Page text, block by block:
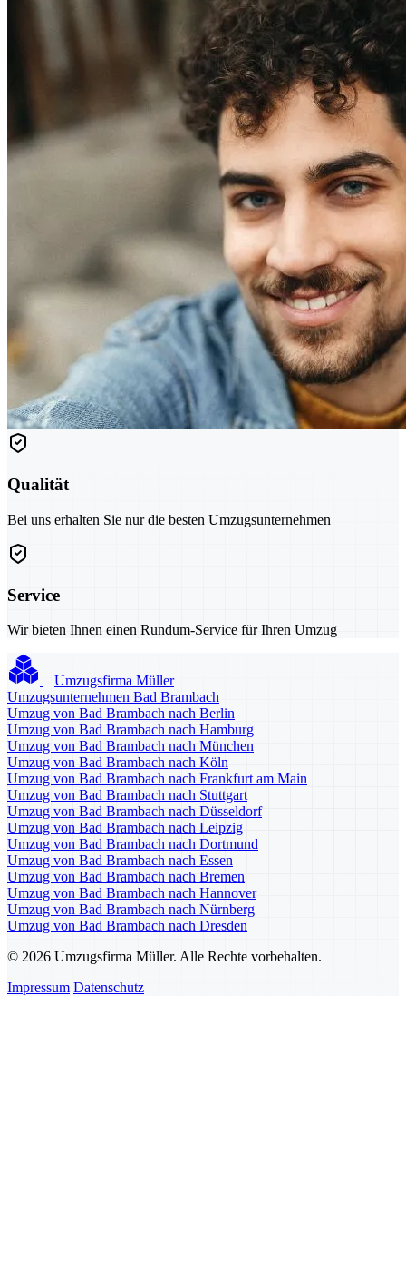
Qualität
Bei uns erhalten Sie nur die besten Umzugsunternehmen
Service
Wir bieten Ihnen einen Rundum-Service für Ihren Umzug
Umzugsfirma Müller
Umzugsunternehmen Bad Brambach
Umzug von Bad Brambach nach Berlin
Umzug von Bad Brambach nach Hamburg
Umzug von Bad Brambach nach München
Umzug von Bad Brambach nach Köln
Umzug von Bad Brambach nach Frankfurt am Main
Umzug von Bad Brambach nach Stuttgart
Umzug von Bad Brambach nach Düsseldorf
Umzug von Bad Brambach nach Leipzig
Umzug von Bad Brambach nach Dortmund
Umzug von Bad Brambach nach Essen
Umzug von Bad Brambach nach Bremen
Umzug von Bad Brambach nach Hannover
Umzug von Bad Brambach nach Nürnberg
Umzug von Bad Brambach nach Dresden
© 2026 Umzugsfirma Müller. Alle Rechte vorbehalten.
Impressum Datenschutz